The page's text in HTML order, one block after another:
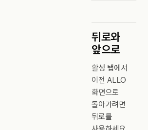
뒤로와
앞으로
활성 탭에서
이전 ALLO
화면으로
돌아가려면
뒤로를